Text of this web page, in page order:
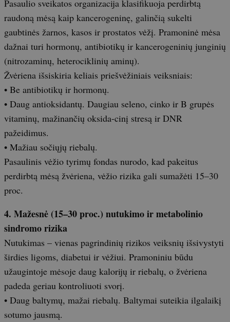
Pasaulio sveikatos organizacija klasifikuoja perdirbtą
raudoną mėsą kaip kancerogeninę, galinčią sukelti
gaubtinės žarnos, kasos ir prostatos vėžį. Pramoninė mėsa
dažnai turi hormonų, antibiotikų ir kancerogeninių junginių
(nitrozaminų, heterociklinių aminų).
Žvėriena išsiskiria keliais priešvėžiniais veiksniais:
• Be antibiotikų ir hormonų.
• Daug antioksidantų. Daugiau seleno, cinko ir B grupės
vitaminų, mažinančių oksida-cinį stresą ir DNR
pažeidimus.
• Mažiau sočiųjų riebalų.
Pasaulinis vėžio tyrimų fondas nurodo, kad pakeitus
perdirbtą mėsą žvėriena, vėžio rizika gali sumažėti 15–30
proc.
4. Mažesnė (15–30 proc.) nutukimo ir metabolinio
sindromo rizika
Nutukimas – vienas pagrindinių rizikos veiksnių išsivystyti
širdies ligoms, diabetui ir vėžiui. Pramoniniu būdu
užaugintoje mėsoje daug kalorijų ir riebalų, o žvėriena
padeda geriau kontroliuoti svorį.
• Daug baltymų, mažai riebalų. Baltymai suteikia ilgalaikį
sotumo jausmą.